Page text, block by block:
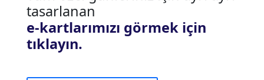
tasarlanan
e-kartlarımızı görmek için
tıklayın.